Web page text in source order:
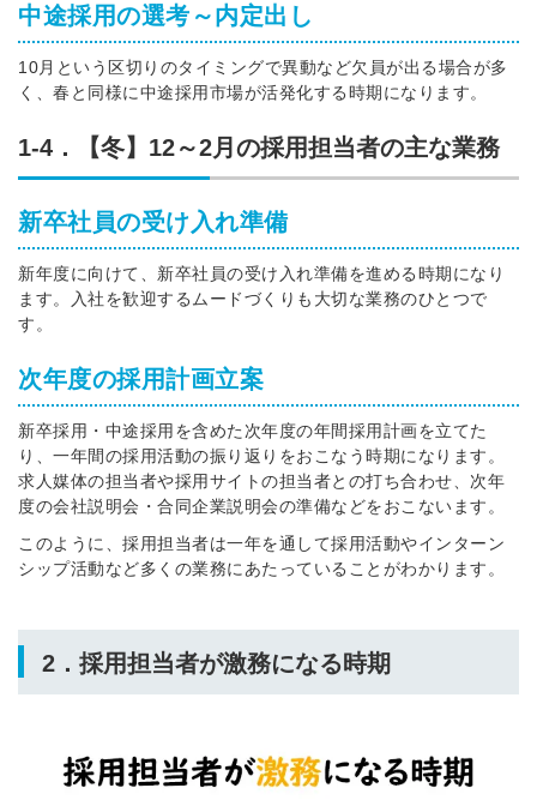
中途採用の選考～内定出し
10月という区切りのタイミングで異動など欠員が出る場合が多
く、春と同様に中途採用市場が活発化する時期になります。
1-4．【冬】12～2月の採用担当者の主な業務
新卒社員の受け入れ準備
新年度に向けて、新卒社員の受け入れ準備を進める時期になり
ます。入社を歓迎するムードづくりも大切な業務のひとつで
す。
次年度の採用計画立案
新卒採用・中途採用を含めた次年度の年間採用計画を立てた
り、一年間の採用活動の振り返りをおこなう時期になります。
求人媒体の担当者や採用サイトの担当者との打ち合わせ、次年
度の会社説明会・合同企業説明会の準備などをおこないます。
このように、採用担当者は一年を通して採用活動やインターン
シップ活動など多くの業務にあたっていることがわかります。
2．採用担当者が激務になる時期